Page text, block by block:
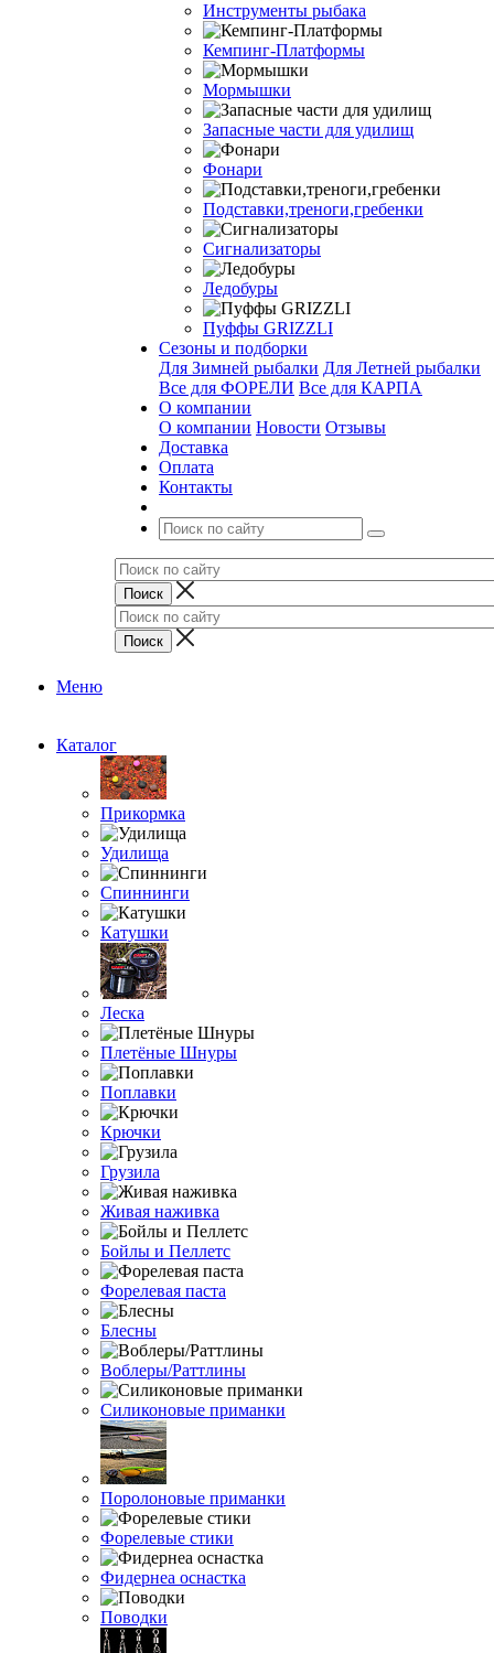
Инструменты рыбака
Кемпинг-Платформы
Мормышки
Запасные части для удилищ
Фонари
Подставки,треноги,гребенки
Сигнализаторы
Ледобуры
Пуффы GRIZZLI
Сезоны и подборки
Для Зимней рыбалки Для Летней рыбалки
Все для ФОРЕЛИ Все для КАРПА
О компании
О компании Новости Отзывы
Доставка
Оплата
Контакты
Меню
Каталог
Прикормка
Удилища
Спиннинги
Катушки
Леска
Плетёные Шнуры
Поплавки
Крючки
Грузила
Живая наживка
Бойлы и Пеллетс
Форелевая паста
Блесны
Воблеры/Раттлины
Силиконовые приманки
Поролоновые приманки
Форелевые стики
Фидернеа оснастка
Поводки